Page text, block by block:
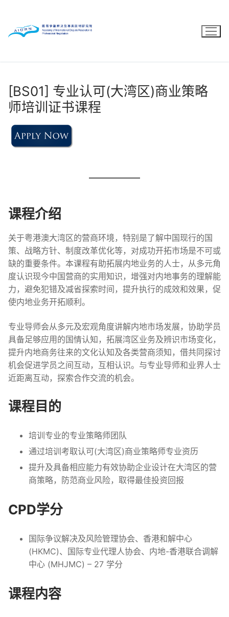
content
[BS01] 专业认可(大湾区)商业策略
师培训证书课程
课程介绍
关于粤港澳大湾区的营商环境，特别是了解中国现行的国
策、战略方针、制度改革优化等，对成功开拓市场是不可或
缺的重要条件。本课程有助拓展内地业务的人士，从多元角
度认识现今中国营商的实用知识，增强对内地事务的理解能
力，避免犯错及减省探索时间，提升执行的成效和效果，促
使内地业务开拓顺利。
专业导师会从多元及宏观角度讲解内地市场发展，协助学员
具备足够应用的国情认知，拓展湾区业务及辨识市场变化，
提升内地商务往来的文化认知及各类营商须知，借共同探讨
机会促进学员之间互动，互相认识。与专业导师和业界人士
近距离互动，探索合作交流的机会。
课程目的
培训专业的专业策略师团队
通过培训考取认可(大湾区)商业策略师专业资历
提升及具备相应能力有效协助企业设计在大湾区的营
商策略，防范商业风险，取得最佳投资回报
CPD学分
国际争议解决及风险管理协会、香港和解中心
(HKMC)、国际专业代理人协会、内地-香港联合调解
中心 (MHJMC) – 27 学分
课程内容